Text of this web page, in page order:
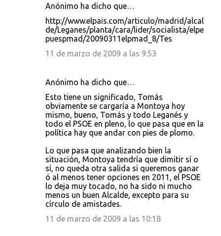
Anónimo ha dicho que…
http://www.elpais.com/articulo/madrid/alcal
de/Leganes/planta/cara/lider/socialista/elpe
puespmad/20090311elpmad_8/Tes
11 de marzo de 2009 a las 9:53
Anónimo ha dicho que…
Esto tiene un significado, Tomás
obviamente se cargaría a Montoya hoy
mismo, bueno, Tomás y todo Leganés y
todo el PSOE en pleno, lo que pasa que en la
política hay que andar con pies de plomo.
Lo que pasa que analizando bien la
situación, Montoya tendría que dimitir sí o
sí, no queda otra salida si queremos ganar
ó al menos tener opciones en 2011, el PSOE
lo deja muy tocado, no ha sido ni mucho
menos un buen Alcalde, excepto para su
círculo de amistades.
11 de marzo de 2009 a las 10:18